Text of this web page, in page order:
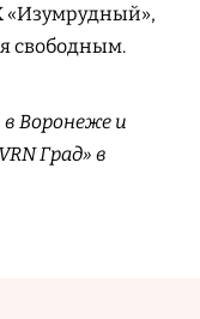
«Изумрудный»,
свободным.
Воронеже и
Град» в